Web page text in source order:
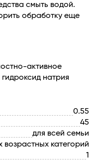
смыть водой.
обработку еще
активное
натрия
0.55
45
для всей семьи
возрастных категорий
1